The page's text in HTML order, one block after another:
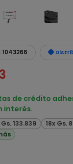
1043266
de crédito
interés.
Gs. 133.839
18x Gs.